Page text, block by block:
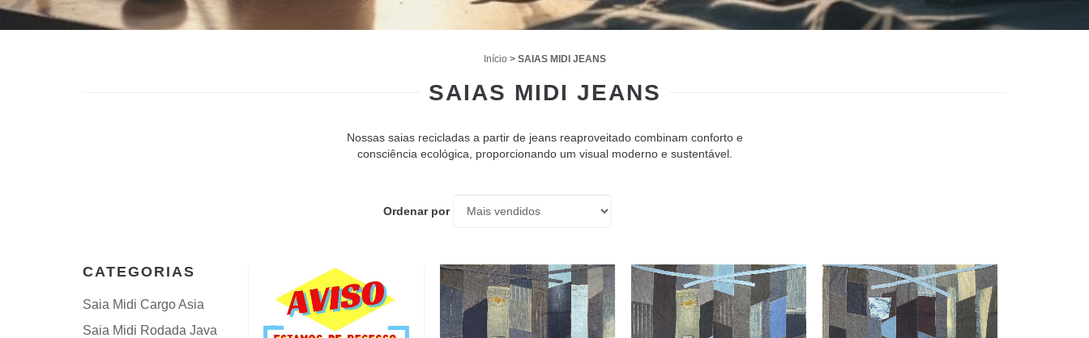
Início > SAIAS MIDI JEANS
SAIAS MIDI JEANS
Nossas saias recicladas a partir de jeans reaproveitado combinam conforto e
consciência ecológica, proporcionando um visual moderno e sustentável.
Ordenar por
CATEGORIAS
Saia Midi Cargo Asia
Saia Midi Rodada Java